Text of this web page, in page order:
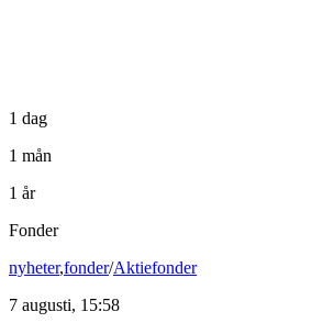
1 dag
1 mån
1 år
Fonder
nyheter,fonder/Aktiefonder
7 augusti, 15:58